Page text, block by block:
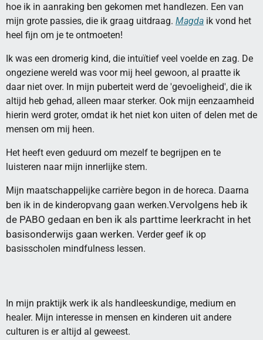
hoe ik in aanraking ben gekomen met handlezen. Een van
mijn grote passies, die ik graag uitdraag. Magda ik vond het
heel fijn om je te ontmoeten!
Ik was een dromerig kind, die intuïtief veel voelde en zag. De
ongeziene wereld was voor mij heel gewoon, al praatte ik
daar niet over. In mijn puberteit werd de 'gevoeligheid', die ik
altijd heb gehad, alleen maar sterker. Ook mijn eenzaamheid
hierin werd groter, omdat ik het niet kon uiten of delen met de
mensen om mij heen.
Het heeft even geduurd om mezelf te begrijpen en te
luisteren naar mijn innerlijke stem.
Mijn maatschappelijke carrière begon in de horeca. Daarna
ben ik in de kinderopvang gaan werken.Vervolgens heb ik
de PABO gedaan en ben ik als parttime leerkracht in het
basisonderwijs gaan werken. Verder geef ik op
basisscholen mindfulness lessen.
In mijn praktijk werk ik als handleeskundige, medium en
healer. Mijn interesse in mensen en kinderen uit andere
culturen is er altijd al geweest.